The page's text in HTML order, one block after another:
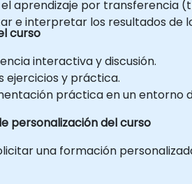
el aprendizaje por transferencia
e interpretar los resultados de
curso
interactiva y discusión.
ejercicios y práctica.
práctica en un entorno
personalización del curso
una formación